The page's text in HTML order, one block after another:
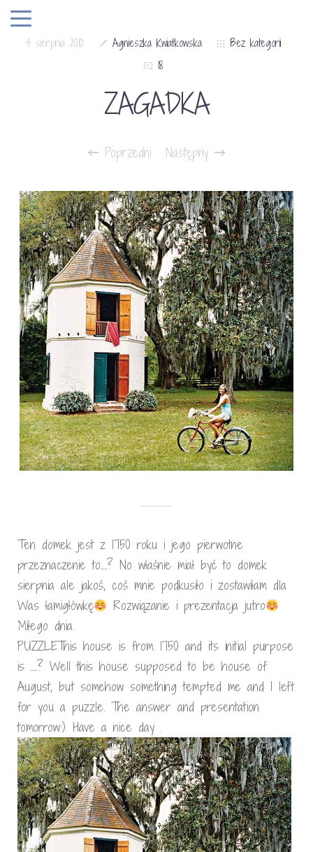
4 sierpnia 2010 Agnieszka Kwiatkowska
Bez kategorii
18
ZAGADKA
Poprzedni Następny
Ten domek jest z 1750 roku i jego pierwotne
przeznaczenie to….? No właśnie miał być to domek
sierpnia ale jakoś, coś mnie podkusiło i zostawiłam dla
Was łamigłówkę
Rozwiązanie i prezentacja jutro
Miłego dnia.
PUZZLEThis house is from 1750 and its initial purpose
is ….? Well this house supposed to be house of
August, but somehow something tempted me and I left
for you a puzzle. The answer and presentation
tomorrow:). Have a nice day .